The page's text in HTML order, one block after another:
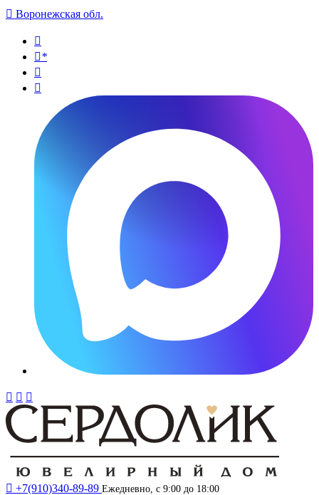
 Воронежская обл.

*


  
 +7(910)340-89-89 Ежедневно, с 9:00 до 18:00